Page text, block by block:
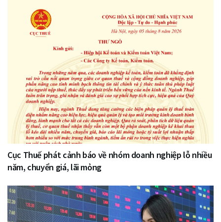
Cục Thuế phát cảnh báo về nhóm doanh nghiệp lỗ nhiều
năm, chuyển giá, lãi mỏng